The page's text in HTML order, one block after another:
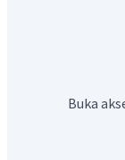
menyewakan
diterima oleh
Buka